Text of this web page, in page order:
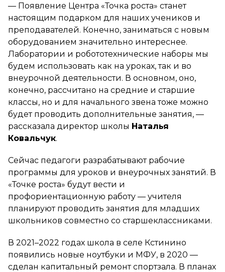
— Появление Центра «Точка роста» станет
настоящим подарком для наших учеников и
преподавателей. Конечно, заниматься с новым
оборудованием значительно интереснее.
Лаборатории и робототехнические наборы мы
будем использовать как на уроках, так и во
внеурочной деятельности. В основном, оно,
конечно, рассчитано на средние и старшие
классы, но и для начального звена тоже можно
будет проводить дополнительные занятия, —
рассказала директор школы Наталья
Ковальчук.
Сейчас педагоги разрабатывают рабочие
программы для уроков и внеурочных занятий. В
«Точке роста» будут вести и
профориентационную работу — учителя
планируют проводить занятия для младших
школьников совместно со старшеклассниками.
В 2021–2022 годах школа в селе Кстинино
появились новые ноутбуки и МФУ, в 2020 —
сделан капитальный ремонт спортзала. В планах